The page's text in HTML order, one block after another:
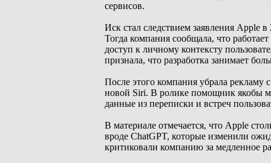
сервисов.
Иск стал следствием заявления Apple
Тогда компания сообщала, что
доступ к личному контексту
признала, что разработка занимает
После этого компания убрала рекламу
новой Siri. В ролике помощник якобы
данные из переписки и встреч
В материале отмечается, что Apple
вроде ChatGPT, которые изменили
критиковали компанию за медленное